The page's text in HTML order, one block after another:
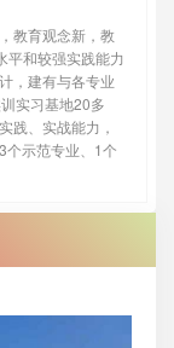
教育观念新，教
平和较强实践能力
，建有与各专业
实习基地20多
践、实战能力，
个示范专业、1个